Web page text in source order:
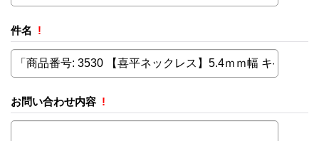
件名 !
お問い合わせ内容 !